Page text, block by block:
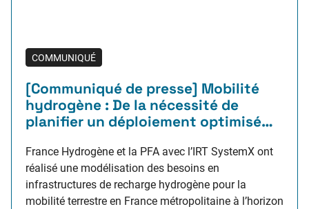
COMMUNIQUÉ
[Communiqué de presse] Mobilité
hydrogène : De la nécessité de
planifier un déploiement optimisé
accélérer la montée en puissance
des usages
France Hydrogène et la PFA avec l’IRT SystemX ont
réalisé une modélisation des besoins en
infrastructures de recharge hydrogène pour la
mobilité terrestre en France métropolitaine à l’horizon